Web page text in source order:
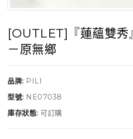
[OUTLET]『蓮蘊雙秀
－原無鄉
品牌: PILI
型號: NE07038
庫存狀態: 可訂購